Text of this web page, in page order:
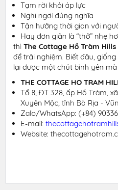
Tạm rời khỏi áp lực
Nghỉ ngơi đúng nghĩa
Tận hưởng thời gian với
Hay đơn giản là “thở” nhẹ
thìThe Cottage Hồ Tràm Hills
để trải nghiệm. Biết đâu,
lại được một chút bình yên
THE COTTAGE HO TRAM
Tổ 8, ĐT 328, ấp Hồ Tràm,
Xuyên Mộc, tỉnh Bà Rịa -
Zalo/WhatsApp:(+84)
E-mail:
Website: